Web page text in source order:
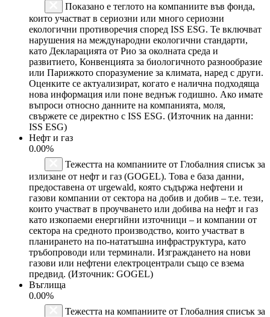
Показано е теглото на компаниите във фонда,
които участват в сериозни или много сериозни
екологични противоречия според ISS ESG. Те включват
нарушения на международни екологични стандарти,
като Декларацията от Рио за околната среда и
развитието, Конвенцията за биологичното разнообразие
или Парижкото споразумение за климата, наред с други.
Оценките се актуализират, когато е налична подходяща
нова информация или поне веднъж годишно. Ако имате
въпроси относно данните на компанията, моля,
свържете се директно с ISS ESG. (Източник на данни:
ISS ESG)
Нефт и газ
0.00%
Тежестта на компаниите от Глобалния списък за
излизане от нефт и газ (GOGEL). Това е база данни,
предоставена от urgewald, която съдържа нефтени и
газови компании от сектора на добив и добив – т.е. тези,
които участват в проучването или добива на нефт и газ
като изкопаеми енергийни източници – и компании от
сектора на средното производство, които участват в
планирането на по-нататъшна инфраструктура, като
тръбопроводи или терминали. Изграждането на нови
газови или нефтени електроцентрали също се взема
предвид. (Източник: GOGEL)
Въглища
0.00%
Тежестта на компаниите от Глобалния списък за